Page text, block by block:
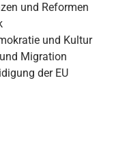
und Reformen
und Kultur
Migration
der EU